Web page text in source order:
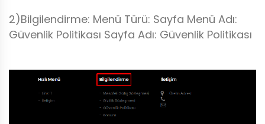
2)Bilgilendirme: Menü Türü: Sayfa Menü Adı:
Güvenlik Politikası Sayfa Adı: Güvenlik Politikası